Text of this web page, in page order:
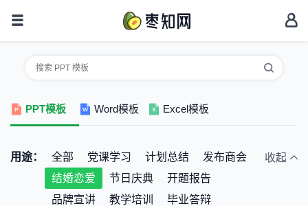
PPT模板 Word模板 Excel模板
用途： 全部 党课学习 计划总结
发布商会
结婚恋爱
节日庆典
开题报告
品牌宣讲
教学培训
毕业答辩
收起